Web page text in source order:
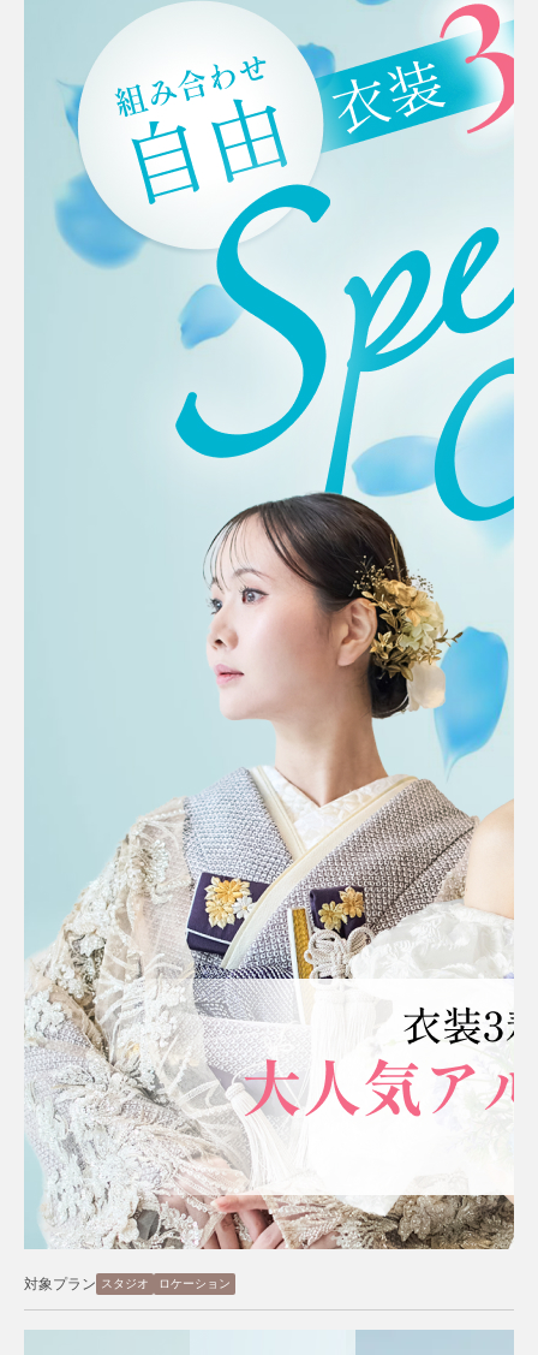
対象プラン スタジオ ロケーション